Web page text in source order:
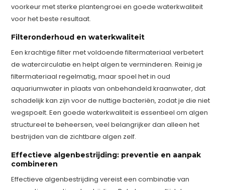
voorkeur met sterke plantengroei en goede waterkwaliteit
voor het beste resultaat.
Filteronderhoud en waterkwaliteit
Een krachtige filter met voldoende filtermateriaal verbetert
de watercirculatie en helpt algen te verminderen. Reinig je
filtermateriaal regelmatig, maar spoel het in oud
aquariumwater in plaats van onbehandeld kraanwater, dat
schadelijk kan zijn voor de nuttige bacteriën, zodat je die niet
wegspoelt. Een goede waterkwaliteit is essentieel om algen
structureel te beheersen, veel belangrijker dan alleen het
bestrijden van de zichtbare algen zelf.
Effectieve algenbestrijding: preventie en aanpak
combineren
Effectieve algenbestrijding vereist een combinatie van